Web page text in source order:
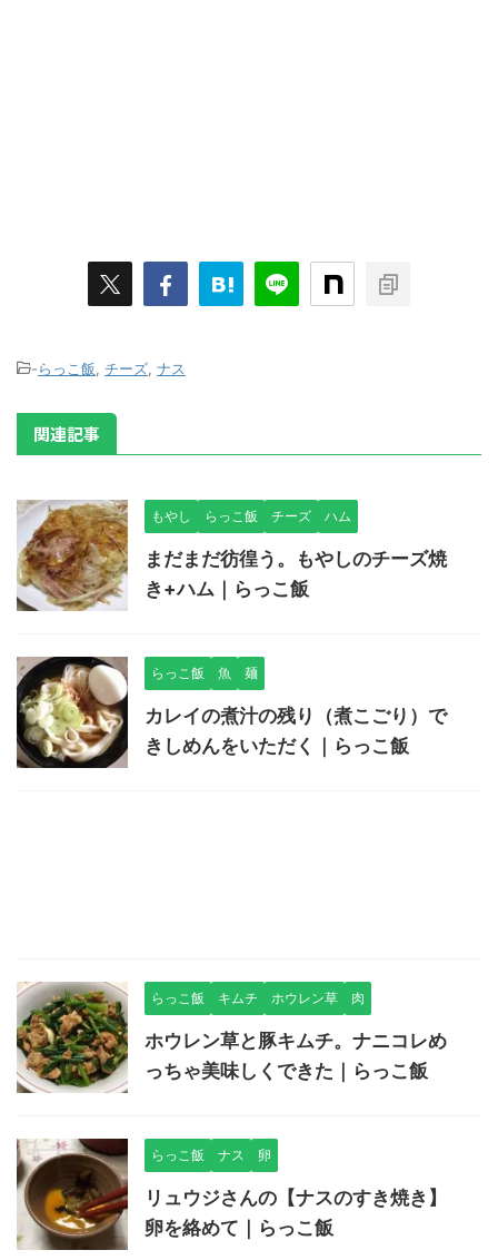
-らっこ飯 チーズ ナス
関連記事
もやし らっこ飯 チーズ ハム
まだまだ彷徨う。もやしのチーズ焼
き+ハム｜らっこ飯
らっこ飯 魚 麺
カレイの煮汁の残り（煮こごり）で
きしめんをいただく｜らっこ飯
らっこ飯 キムチ ホウレン草 肉
ホウレン草と豚キムチ。ナニコレめ
っちゃ美味しくできた｜らっこ飯
らっこ飯 ナス 卵
リュウジさんの【ナスのすき焼き】
卵を絡めて｜らっこ飯